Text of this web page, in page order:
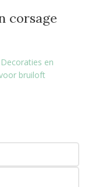
corsage
Decoraties en
bruiloft